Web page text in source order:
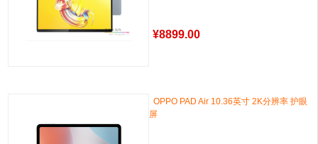
¥8899.00
OPPO PAD Air 10.36英寸 2K分辨率 护眼
屏